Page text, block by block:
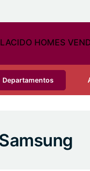
Departamentos